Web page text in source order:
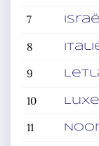
7
8
9
10
11